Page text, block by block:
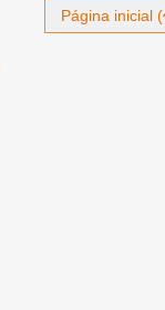
Página inicial (